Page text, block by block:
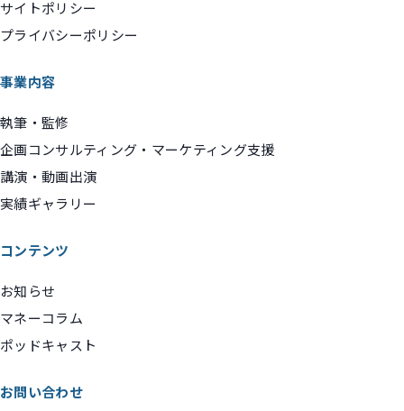
サイトポリシー
プライバシーポリシー
事業内容
執筆・監修
企画コンサルティング・マーケティング支援
講演・動画出演
実績ギャラリー
コンテンツ
お知らせ
マネーコラム
ポッドキャスト
お問い合わせ